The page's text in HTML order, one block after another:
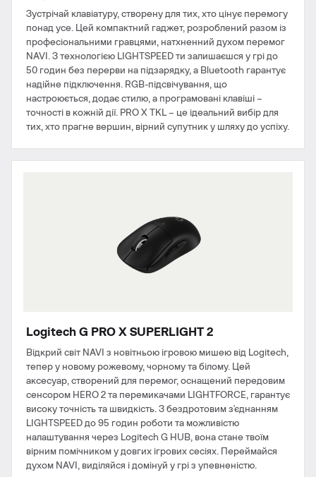
​​Зустрічай клавіатуру, створену для тих, хто цінує перемогу
понад усе. Цей компактний гаджет, розроблений разом із
професіональними гравцями, натхненний духом перемог
NAVI. З технологією LIGHTSPEED ти залишаєшся у грі до
50 годин без перерви на підзарядку, а Bluetooth гарантує
надійне підключення. RGB-підсвічування, що
настроюється, додає стилю, а програмовані клавіші –
точності в кожній дії. PRO X TKL – це ідеальний вибір для
тих, хто прагне вершин, вірний супутник у шляху до успіху.
Logitech G PRO X SUPERLIGHT 2
Відкрий світ NAVI з новітньою ігровою мишею від Logitech,
тепер у новому рожевому, чорному та білому. Цей
аксесуар, створений для перемог, оснащений передовим
сенсором HERO 2 та перемикачами LIGHTFORCE, гарантує
високу точність та швидкість. З бездротовим з'єднанням
LIGHTSPEED до 95 годин роботи та можливістю
налаштування через Logitech G HUB, вона стане твоїм
вірним помічником у довгих ігрових сесіях. Переймайся
духом NAVI, виділяйся і домінуй у грі з упевненістю.